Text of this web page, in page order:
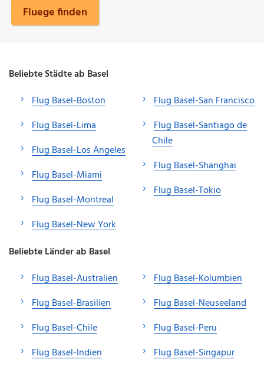
Fluege finden
Beliebte Städte ab Basel
Flug Basel-Boston
Flug Basel-Lima
Flug Basel-Los Angeles
Flug Basel-Miami
Flug Basel-Montreal
Flug Basel-New York
Flug Basel-San Francisco
Flug Basel-Santiago de
Chile
Flug Basel-Shanghai
Flug Basel-Tokio
Beliebte Länder ab Basel
Flug Basel-Australien
Flug Basel-Brasilien
Flug Basel-Chile
Flug Basel-Indien
Flug Basel-Kolumbien
Flug Basel-Neuseeland
Flug Basel-Peru
Flug Basel-Singapur